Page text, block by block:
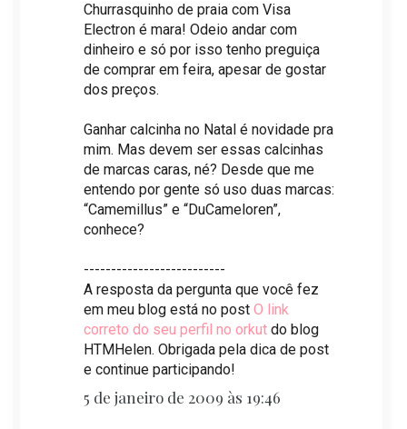
Churrasquinho de praia com Visa
Electron é mara! Odeio andar com
dinheiro e só por isso tenho preguiça
de comprar em feira, apesar de gostar
dos preços.
Ganhar calcinha no Natal é novidade pra
mim. Mas devem ser essas calcinhas
de marcas caras, né? Desde que me
entendo por gente só uso duas marcas:
“Camemillus” e “DuCameloren”,
conhece?
--------------------------
A resposta da pergunta que você fez
em meu blog está no post O link
correto do seu perfil no orkutdo blog
HTMHelen. Obrigada pela dica de post
e continue participando!
5 de janeiro de 2009 às 19:46